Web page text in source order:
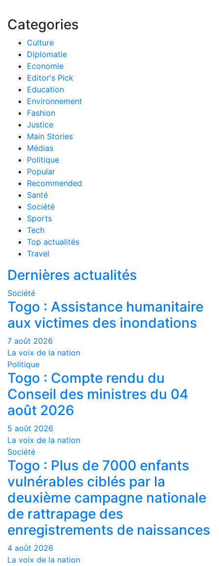
Categories
Culture
Diplomatie
Economie
Editor's Pick
Education
Environnement
Fashion
Justice
Main Stories
Médias
Politique
Popular
Recommended
Santé
Société
Sports
Tech
Top actualités
Travel
Dernières actualités
Société
Togo : Assistance humanitaire
aux victimes des inondations
7 août 2026
La voix de la nation
Politique
Togo : Compte rendu du
Conseil des ministres du 04
août 2026
5 août 2026
La voix de la nation
Société
Togo : Plus de 7000 enfants
vulnérables ciblés par la
deuxième campagne nationale
de rattrapage des
enregistrements de naissances
4 août 2026
La voix de la nation